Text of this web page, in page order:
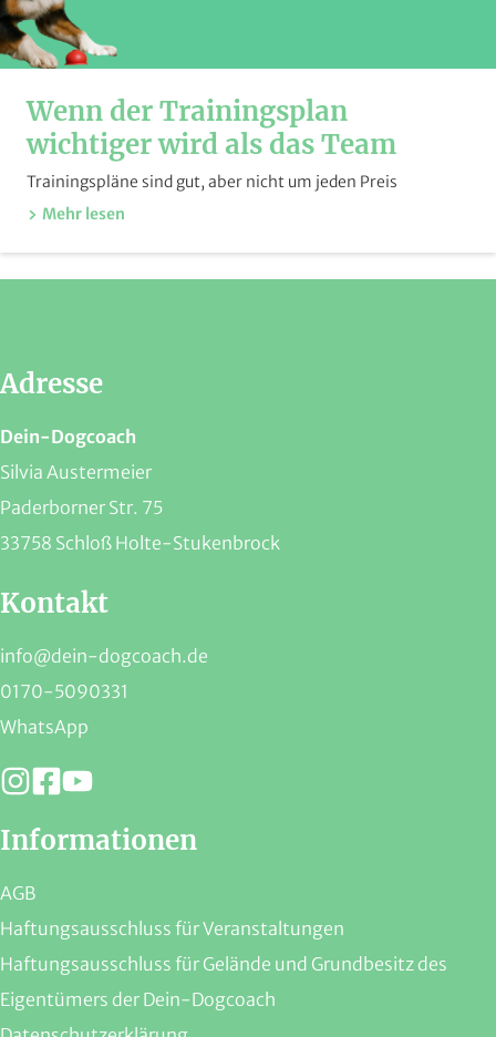
Wenn der Trainingsplan
wichtiger wird als das Team
Trainingspläne sind gut, aber nicht um jeden Preis
Mehr lesen
Adresse
Dein-Dogcoach
Silvia Austermeier
Paderborner Str. 75
33758 Schloß Holte-Stukenbrock
Kontakt
info@dein-dogcoach.de
0170-5090331
WhatsApp
Informationen
AGB
Haftungsausschluss für Veranstaltungen
Haftungsausschluss für Gelände und Grundbesitz des
Eigentümers der Dein-Dogcoach